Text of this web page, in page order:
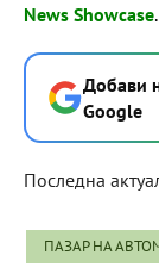
News Showcase.
Добави
Google
Последна
ПАЗАР НА